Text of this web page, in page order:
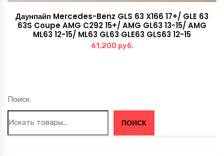
Поиск
ПОИСК
Даунпайп Mercedes-Benz GLS 63 X166 17+/ GLE 63
63S Coupe AMG C292 15+/ AMG GL63 13-15/ AMG
ML63 12-15/ ML63 GL63 GLE63 GLS63 12-15
61,200 руб.